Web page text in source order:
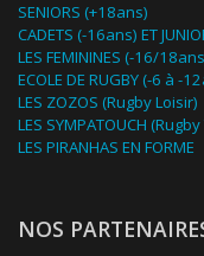
SENIORS (+18ans)
CADETS (-16ans) ET
LES FEMININES (-16/
ECOLE DE RUGBY (-6 à -
LES ZOZOS (Rugby Loisir)
LES SYMPATOUCH
LES PIRANHAS EN FORME
NOS